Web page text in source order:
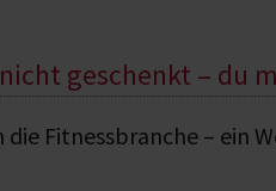
geschenkt – du
Fitnessbranche – ein